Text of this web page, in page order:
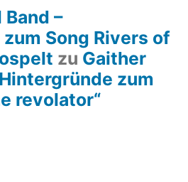
–
Song Rivers of
zu Gaither
zum
revolator“